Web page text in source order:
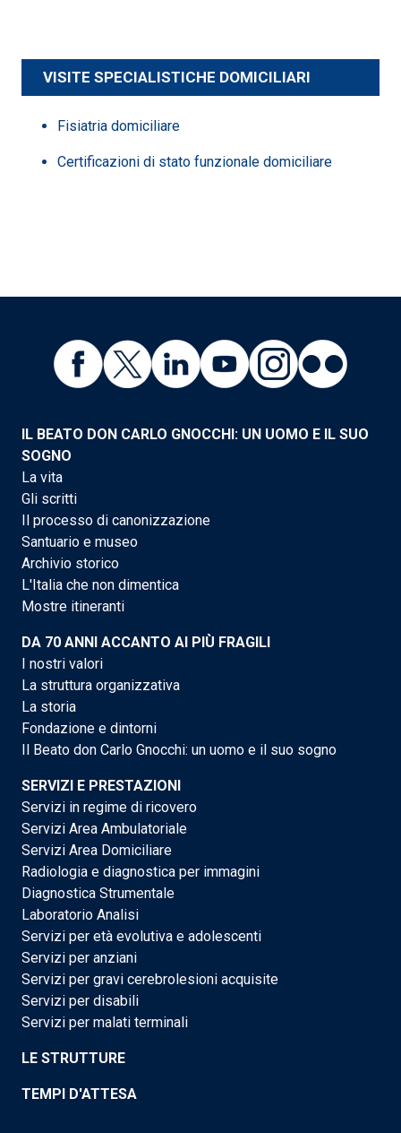
VISITE SPECIALISTICHE DOMICILIARI
Fisiatria domiciliare
Certificazioni di stato funzionale domiciliare
IL BEATO DON CARLO GNOCCHI: UN UOMO E IL SUO
SOGNO
La vita
Gli scritti
Il processo di canonizzazione
Santuario e museo
Archivio storico
L'Italia che non dimentica
Mostre itineranti
DA 70 ANNI ACCANTO AI PIÙ FRAGILI
I nostri valori
La struttura organizzativa
La storia
Fondazione e dintorni
Il Beato don Carlo Gnocchi: un uomo e il suo sogno
SERVIZI E PRESTAZIONI
Servizi in regime di ricovero
Servizi Area Ambulatoriale
Servizi Area Domiciliare
Radiologia e diagnostica per immagini
Diagnostica Strumentale
Laboratorio Analisi
Servizi per età evolutiva e adolescenti
Servizi per anziani
Servizi per gravi cerebrolesioni acquisite
Servizi per disabili
Servizi per malati terminali
LE STRUTTURE
TEMPI D'ATTESA